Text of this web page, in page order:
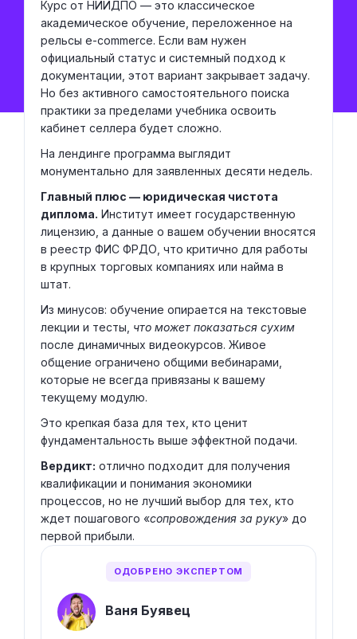
Курс от НИИДПО — это классическое
академическое обучение, переложенное на
рельсы e-commerce. Если вам нужен
официальный статус и системный подход к
документации, этот вариант закрывает задачу.
Но без активного самостоятельного поиска
практики за пределами учебника освоить
кабинет селлера будет сложно.
На лендинге программа выглядит
монументально для заявленных десяти недель.
Главный плюс — юридическая чистота
диплома. Институт имеет государственную
лицензию, а данные о вашем обучении вносятся
в реестр ФИС ФРДО, что критично для работы
в крупных торговых компаниях или найма в
штат.
Из минусов: обучение опирается на текстовые
лекции и тесты, что может показаться сухим
после динамичных видеокурсов. Живое
общение ограничено общими вебинарами,
которые не всегда привязаны к вашему
текущему модулю.
Это крепкая база для тех, кто ценит
фундаментальность выше эффектной подачи.
Вердикт: отлично подходит для получения
квалификации и понимания экономики
процессов, но не лучший выбор для тех, кто
ждет пошагового «сопровождения за руку» до
первой прибыли.
ОДОБРЕНО ЭКСПЕРТОМ
Ваня Буявец